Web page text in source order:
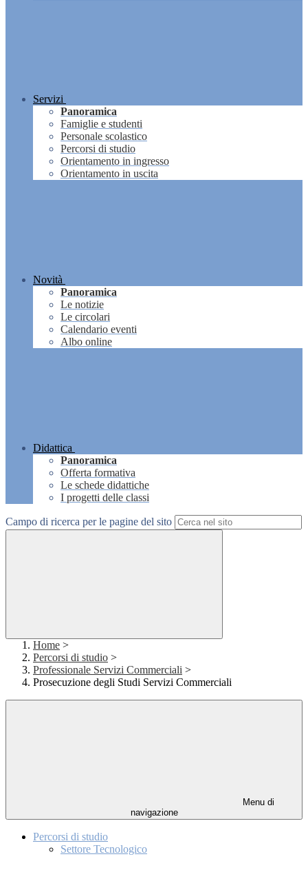
Servizi
Panoramica
Famiglie e studenti
Personale scolastico
Percorsi di studio
Orientamento in ingresso
Orientamento in uscita
Novità
Panoramica
Le notizie
Le circolari
Calendario eventi
Albo online
Didattica
Panoramica
Offerta formativa
Le schede didattiche
I progetti delle classi
Campo di ricerca per le pagine del sito
Home >
Percorsi di studio >
Professionale Servizi Commerciali >
Prosecuzione degli Studi Servizi Commerciali
Menu di
navigazione
Percorsi di studio
Settore Tecnologico